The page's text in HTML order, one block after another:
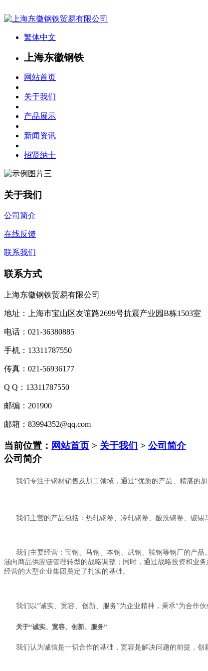
繁体中文
上海东徽钢铁
网站首页
关于我们
产品展示
新闻资讯
招贤纳士
关于我们
公司简介
在线反馈
联系我们
联系方式
上海东徽钢铁贸易有限公司
地址：上海市宝山区友谊路2699号抗震产业园B栋1503室
电话：021-36380885
手机：13311787550
传真：021-56936177
Q Q：13311787550
邮编：201900
邮箱：83994352@qq.com
当前位置： 网站首页 > 关于我们 > 公司简介
公司简介
我们专注于钢材销售及加工领域，通过“优质的产品、精湛的加
我们主营的产品包括：热轧钢卷、冷轧钢卷、酸洗钢卷、镀锡
我们 主要经营：宝钢、马钢、本钢、武钢、鞍钢等钢厂的产
涵向商品供应链管理转型的战略调整；同时，通过战略投资和业
经营的大型企业集团奠定了扎实的基础。
我们以“诚实、宽容、创新、服务”为企业精神，秉承“为合作伙
关于“诚实、宽容、创新、服务”
我们认为诚信是一切合作的基础，宽容是解决问题的前提，创